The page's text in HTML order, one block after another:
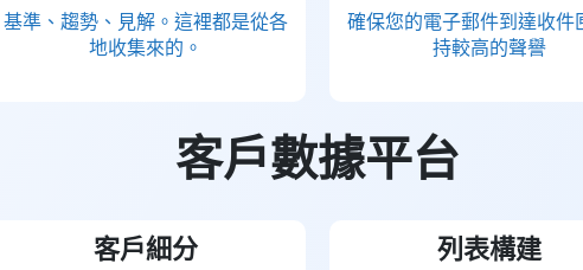
基準、趨勢、見解。這裡都是從各
地收集來的。
確保您的電子郵件到達收件
持較高的聲譽
客戶數據平台
客戶細分 列表構建